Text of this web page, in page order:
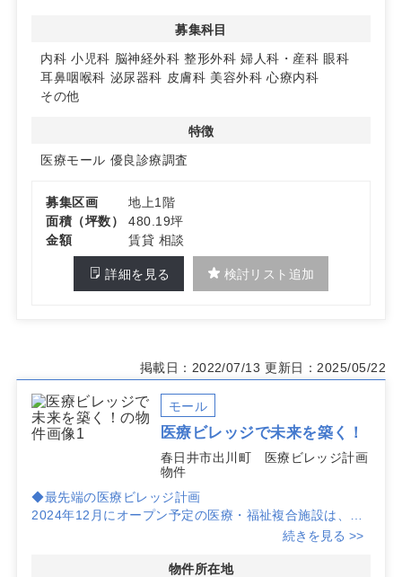
ければ詳細をご案内いたします。
募集科目
内科 小児科 脳神経外科 整形外科 婦人科・産科 眼科
耳鼻咽喉科 泌尿器科 皮膚科 美容外科 心療内科
その他
特徴
医療モール 優良診療調査
募集区画
地上1階
面積（坪数）
480.19坪
金額
賃貸 相談
詳細を見る 検討リスト追加
掲載日：2022/07/13 更新日：2025/05/22
モール
医療ビレッジで未来を築く！
春日井市出川町 医療ビレッジ計画
物件
◆最先端の医療ビレッジ計画
2024年12月にオープン予定の医療・福祉複合施設は、高
齢者施設も併設され、地域の医療ニーズに幅広く応えま
なる診療科の募集も行っています。
続きを見る >>
物件所在地